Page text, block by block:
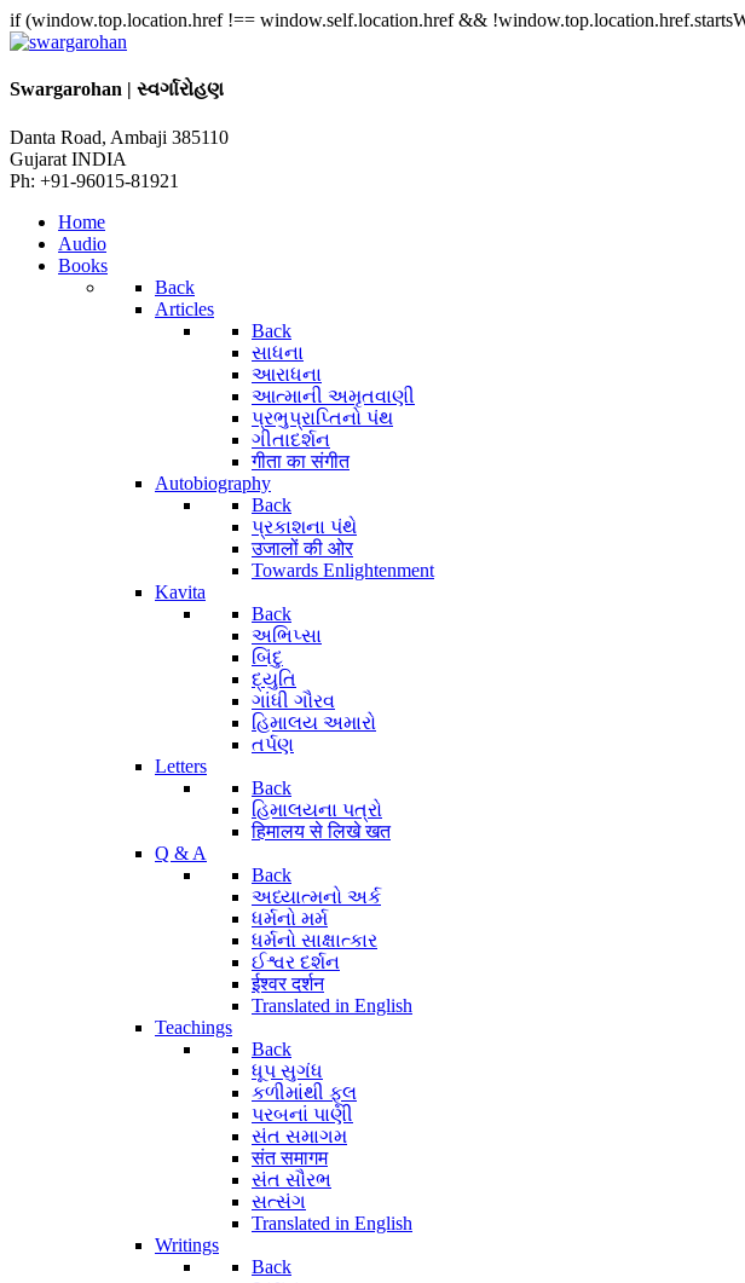
if (window.top.location.href !== window.self.location.href &&
Swargarohan | સ્વર્ગારોહણ
Danta Road, Ambaji 385110
Gujarat INDIA
Ph: +91-96015-81921
Home
Audio
Books
Back
Articles
Back
સાધના
આરાધના
આત્માની અમૃતવાણી
પ્રભુપ્રાપ્તિનો પંથ
ગીતાદર્શન
गीता का संगीत
Autobiography
Back
પ્રકાશના પંથે
उजालों की ओर
Towards Enlightenment
Kavita
Back
અભિપ્સા
બિંદુ
દ્યુતિ
ગાંધી ગૌરવ
હિમાલય અમારો
તર્પણ
Letters
Back
હિમાલયના પત્રો
हिमालय से लिखे खत
Q & A
Back
અધ્યાત્મનો અર્ક
ધર્મનો મર્મ
ધર્મનો સાક્ષાત્કાર
ઈશ્વર દર્શન
ईश्वर दर्शन
Translated in English
Teachings
Back
ધૂપ સુગંધ
કળીમાંથી ફૂલ
પરબનાં પાણી
સંત સમાગમ
संत समागम
સંત સૌરભ
સત્સંગ
Translated in English
Writings
Back